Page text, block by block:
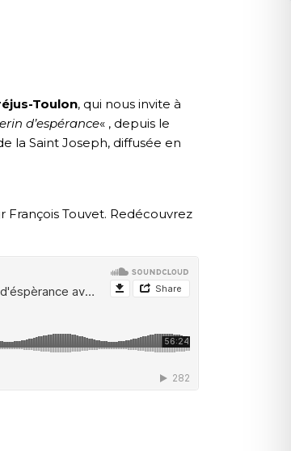
Toulon, qui nous invite à
d’espérance« , depuis le
la Saint Joseph, diffusée en
François Touvet. Redécouvrez